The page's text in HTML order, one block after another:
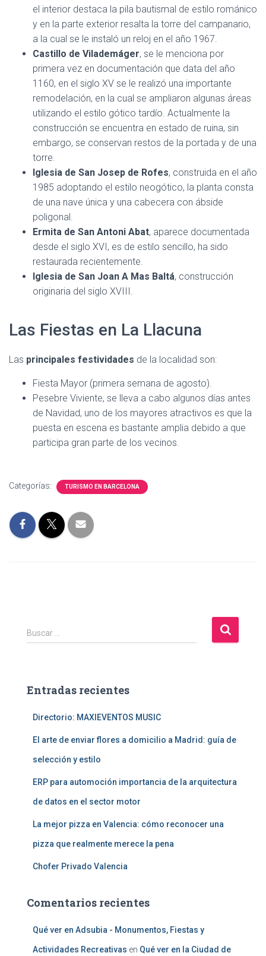
el interior destaca la pila bautismal de estilo románico
y en la parte exterior resalta la torre del campanario,
a la cual se le instaló un reloj en el año 1967.
Castillo de Vilademáger, se le menciona por
primera vez en documentación que data del año
1160, en el siglo XV se le realizó una importante
remodelación, en la cual se ampliaron algunas áreas
utilizando el estilo gótico tardío. Actualmente la
construcción se encuentra en estado de ruina, sin
embargo, se conservan restos de la portada y de una
torre.
Iglesia de San Josep de Rofes, construida en el año
1985 adoptando el estilo neogótico, la planta consta
de una nave única y una cabecera con ábside
poligonal.
Ermita de San Antoni Abat, aparece documentada
desde el siglo XVI, es de estilo sencillo, ha sido
restaurada recientemente.
Iglesia de San Joan A Mas Baltá, construcción
originaria del siglo XVIII.
Las Fiestas en La Llacuna
Las principales festividades de la localidad son:
Fiesta Mayor (primera semana de agosto).
Pesebre Viviente, se lleva a cabo algunos días antes
de Navidad, uno de los mayores atractivos es que la
puesta en escena es bastante amplia debido a que
participa gran parte de los vecinos.
Categorías: TURISMO EN BARCELONA
B
u
r
Buscar …
Entradas recientes
Directorio: MAXIEVENTOS MUSIC
El arte de enviar flores a domicilio a Madrid: guía de
selección y estilo
ERP para automoción importancia de la arquitectura
de datos en el sector motor
La mejor pizza en Valencia: cómo reconocer una
pizza que realmente merece la pena
Chofer Privado Valencia
Comentarios recientes
Qué ver en Adsubia - Monumentos, Fiestas y
Actividades Recreativas en Qué ver en la Ciudad de